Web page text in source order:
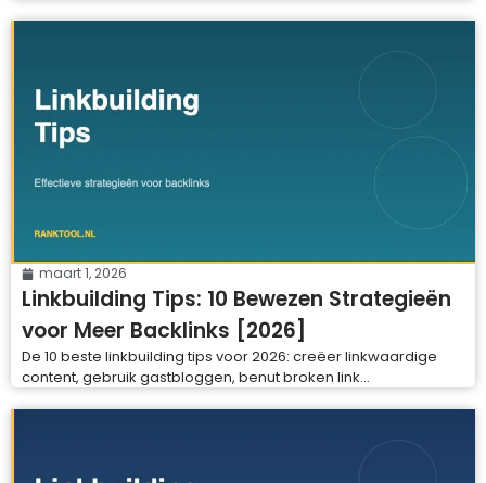
maart 1, 2026
Linkbuilding Tips: 10 Bewezen Strategieën
voor Meer Backlinks [2026]
De 10 beste linkbuilding tips voor 2026: creëer linkwaardige
content, gebruik gastbloggen, benut broken link...